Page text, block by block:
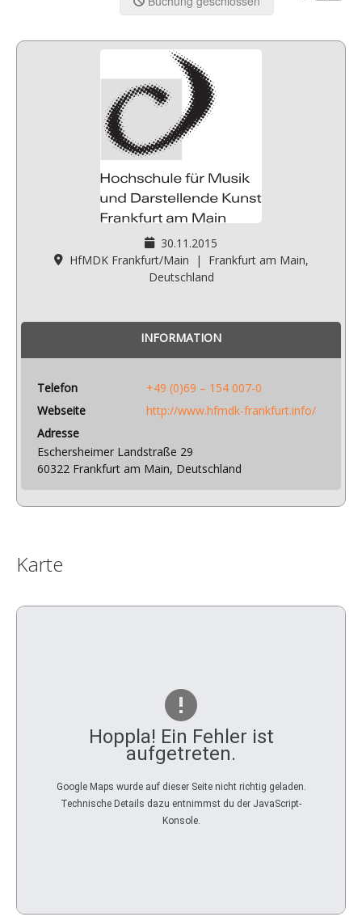
30.11.2015
HfMDK Frankfurt/Main
|
Frankfurt am Main,
Deutschland
INFORMATION
Telefon
+49 (0)69 – 154 007-0
Webseite
http://www.hfmdk-frankfurt.info/
Adresse
Eschersheimer Landstraße 29
60322 Frankfurt am Main, Deutschland
Karte
Hoppla! Ein Fehler ist
aufgetreten.
Google Maps wurde auf dieser Seite nicht richtig geladen.
Technische Details dazu entnimmst du der JavaScript-
Konsole.